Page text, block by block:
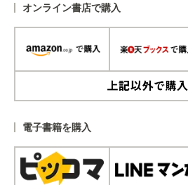
オンライン書店で購入
電子書籍を購入